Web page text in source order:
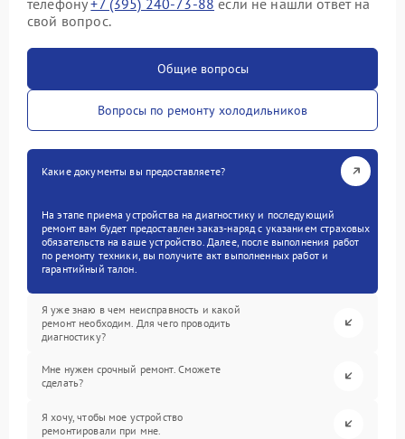
свой вопрос.
Общие вопросы
Вопросы по ремонту холодильников
Какие документы вы предоставляете?
На этапе приема устройства на диагностику и последующий
ремонт вам будет предоставлен заказ-наряд с указанием страховых
обязательств на ваше устройство. Далее, после выполнения работ
по ремонту техники, вы получите акт выполненных работ и
гарантийный талон.
Я уже знаю в чем неисправность и какой
ремонт необходим. Для чего проводить
диагностику?
Мне нужен срочный ремонт. Сможете
сделать?
Я хочу, чтобы мое устройство
ремонтировали при мне.